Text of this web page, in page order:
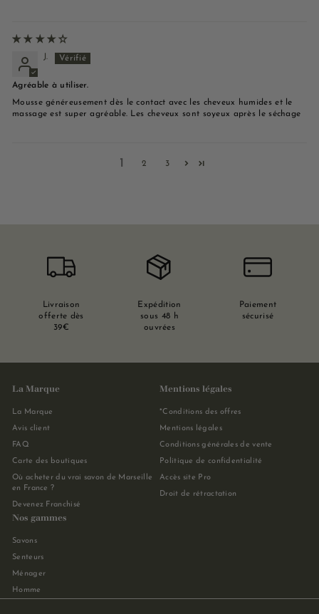
J.
Agréable à utiliser.
Mousse généreusement dès le contact avec les cheveux humides et le
massage est super agréable. Les cheveux sont soyeux après le séchage
1 2 3
Livraison
offerte dès
39€
Expédition
sous 48 h
ouvrées
Paiement
sécurisé
La Marque
La Marque
Avis client
FAQ
Carte des boutiques
Où acheter du vrai savon de Marseille
en France ?
Devenez Franchisé
Mentions légales
*Conditions des offres
Mentions légales
Conditions générales de vente
Politique de confidentialité
Accès site Pro
Droit de rétractation
Nos gammes
Savons
Senteurs
Ménager
Homme